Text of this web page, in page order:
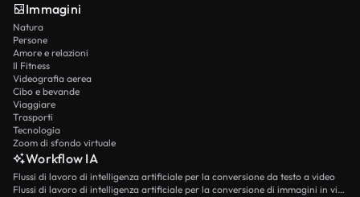
Immagini
Natura
Persone
Amore e relazioni
Il Fitness
Videografia aerea
Cibo e bevande
Viaggiare
Trasporti
Tecnologia
Zoom di sfondo virtuale
Workflow IA
Flussi di lavoro di intelligenza artificiale per la conversione da testo a video
Flussi di lavoro di intelligenza artificiale per la conversione di immagini in video